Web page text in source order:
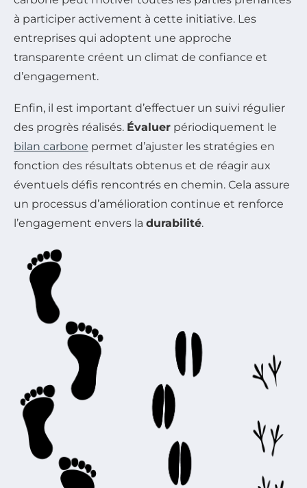
à participer activement à cette initiative. Les
entreprises qui adoptent une approche
transparente créent un climat de confiance et
d’engagement.
Enfin, il est important d’effectuer un suivi régulier
des progrès réalisés. Évaluer périodiquement le
bilan carbone permet d’ajuster les stratégies en
fonction des résultats obtenus et de réagir aux
éventuels défis rencontrés en chemin. Cela assure
un processus d’amélioration continue et renforce
l’engagement envers la durabilité.